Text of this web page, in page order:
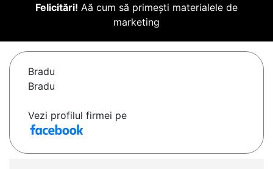
Felicitări! Aă cum să primești materialele de
marketing
Bradu
Bradu
Vezi profilul firmei pe